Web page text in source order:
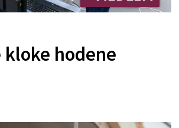
kloke hodene